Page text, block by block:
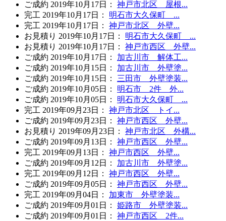
ご成約 2019年10月17日 ：
神戸市北区 屋根...
完工 2019年10月17日 ：
明石市大久保町 ...
完工 2019年10月17日 ：
神戸市北区 外壁...
お見積り 2019年10月17日 ：
明石市大久保町 ...
お見積り 2019年10月17日 ：
神戸市西区 外壁...
ご成約 2019年10月17日 ：
加古川市 解体工...
ご成約 2019年10月15日 ：
加古川市 外壁塗...
ご成約 2019年10月15日 ：
三田市 外壁塗装...
ご成約 2019年10月05日 ：
明石市 2件 外...
ご成約 2019年10月05日 ：
明石市大久保町 ...
完工 2019年09月23日 ：
神戸市北区 トイ...
ご成約 2019年09月23日 ：
神戸市西区 外壁...
お見積り 2019年09月23日 ：
神戸市北区 外構...
ご成約 2019年09月13日 ：
神戸市西区 外壁...
完工 2019年09月13日 ：
神戸市西区 外壁...
ご成約 2019年09月12日 ：
加古川市 外壁塗...
完工 2019年09月12日 ：
神戸市西区 外壁...
ご成約 2019年09月05日 ：
神戸市西区 外壁...
完工 2019年09月04日 ：
加東市 外壁塗装...
ご成約 2019年09月01日 ：
姫路市 外壁塗装...
ご成約 2019年09月01日 ：
神戸市西区 2件...